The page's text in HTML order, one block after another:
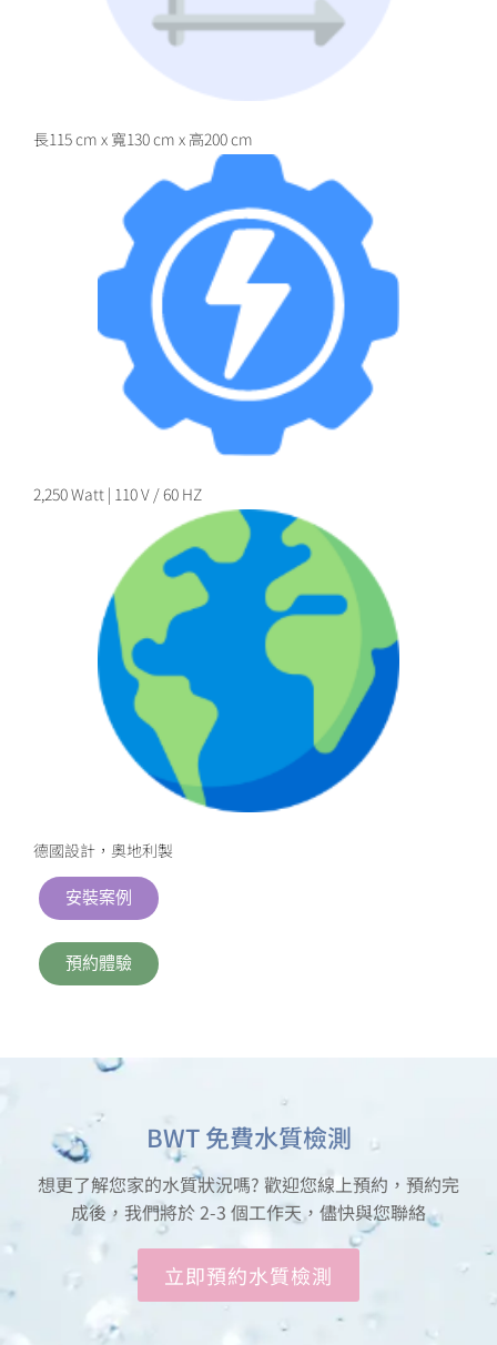
長115 cm x 寬130 cm x 高200 cm
2,250 Watt | 110 V / 60 HZ
德國設計，奧地利製
安裝案例
預約體驗
BWT 免費水質檢測
想更了解您家的水質狀況嗎? 歡迎您線上預約，預約完
成後，我們將於 2-3 個工作天，儘快與您聯絡
立即預約水質檢測